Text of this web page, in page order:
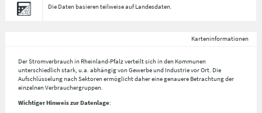
Die Daten basieren teilweise auf Landesdaten.
Karteninformationen
Der Stromverbrauch in Rheinland-Pfalz verteilt sich in den Kommunen
unterschiedlich stark, u.a. abhängig von Gewerbe und Industrie vor Ort. Die
Aufschlüsselung nachSektorenermöglicht daher eine genauere Betrachtung der
einzelnen Verbrauchergruppen.
Wichtiger Hinweis zur Datenlage: